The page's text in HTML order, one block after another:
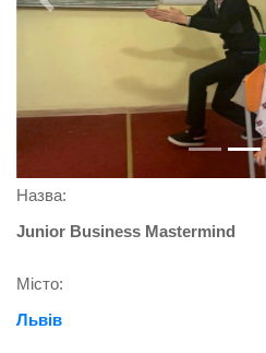
Previous
Назва:
Junior Business Mastermind
Місто:
Львів